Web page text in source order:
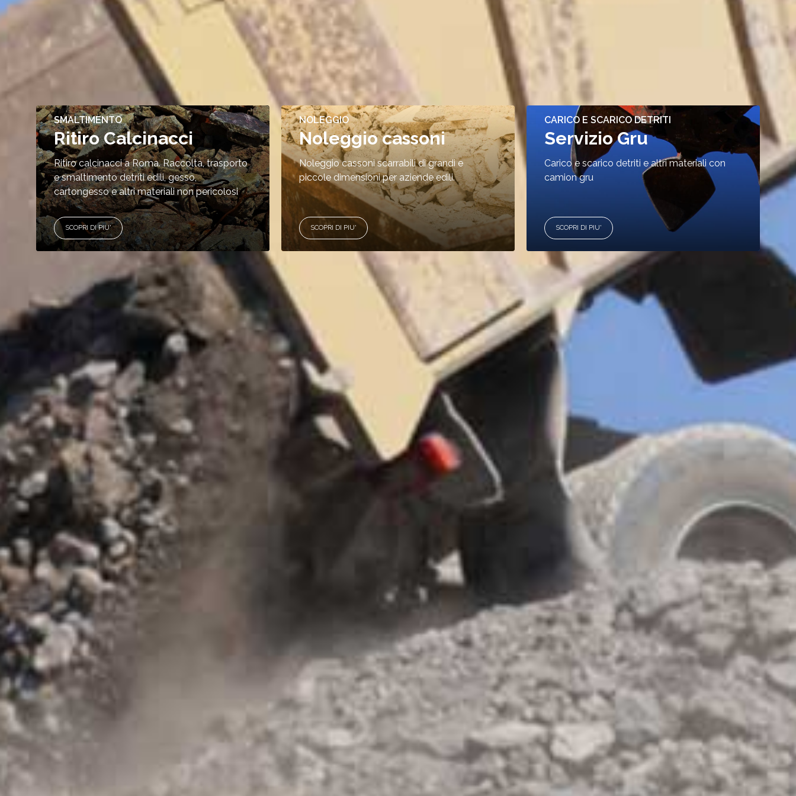
SMALTIMENTO
Ritiro Calcinacci
Ritiro calcinacci a Roma. Raccolta, trasporto
e smaltimento detriti edili, gesso,
cartongesso e altri materiali non pericolosi
SCOPRI DI PIU'
NOLEGGIO
Noleggio cassoni
Noleggio cassoni scarrabili di grandi e
piccole dimensioni per aziende edili.
SCOPRI DI PIU'
CARICO E SCARICO DETRITI
Servizio Gru
Carico e scarico detriti e altri materiali con
camion gru
SCOPRI DI PIU'